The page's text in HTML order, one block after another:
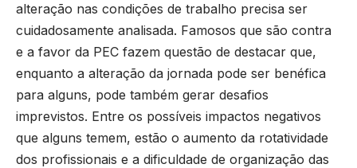
alteração nas condições de trabalho precisa ser
cuidadosamente analisada. Famosos que são contra
e a favor da PEC fazem questão de destacar que,
enquanto a alteração da jornada pode ser benéfica
para alguns, pode também gerar desafios
imprevistos. Entre os possíveis impactos negativos
que alguns temem, estão o aumento da rotatividade
dos profissionais e a dificuldade de organização das